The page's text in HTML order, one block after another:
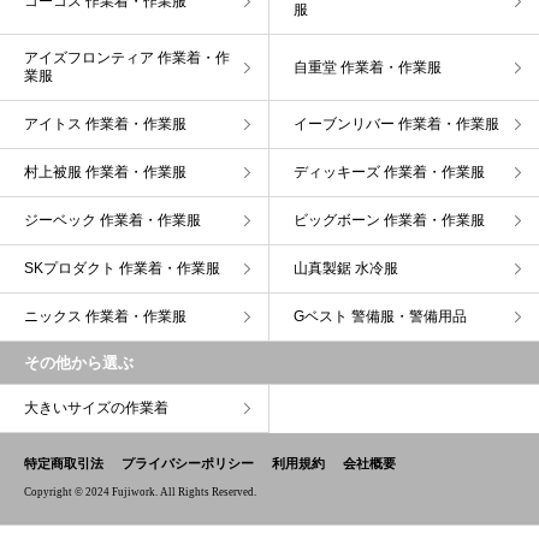
服
アイズフロンティア 作業着・作
業服
自重堂 作業着・作業服
アイトス 作業着・作業服 イーブンリバー 作業着・作業服
村上被服 作業着・作業服 ディッキーズ 作業着・作業服
ジーベック 作業着・作業服 ビッグボーン 作業着・作業服
SKプロダクト 作業着・作業服 山真製鋸 水冷服
ニックス 作業着・作業服 Gベスト 警備服・警備用品
その他から選ぶ
大きいサイズの作業着
特定商取引法 プライバシーポリシー 利用規約 会社概要
Copyright © 2024 Fujiwork. All Rights Reserved.